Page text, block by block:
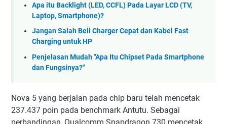
Apa itu Backlight (LED, CCFL) Pada Layar LCD (TV,
Laptop, Smartphone)?
Jangan Salah Beli Charger Cepat dan Kabel Fast
Charging untuk HP
Penjelasan Mudah "Apa Itu Chipset Pada Smartphone
dan Fungsinya?"
Nova 5 yang berjalan pada chip baru telah mencetak
237.437 poin pada benchmark Antutu. Sebagai